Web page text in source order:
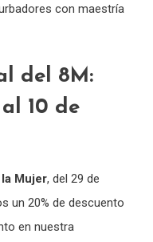
con maestría
del 8M:
10 de
Mujer, del 29 de
un 20% de descuento
en nuestra